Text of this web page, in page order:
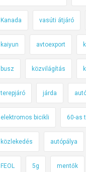
Kanada vasúti átjáró
kaiyun avtoexport
busz közvilágítás
terepjáró járda
elektromos bicikli 60-as
közlekedés autópálya
FEOL 5g mentők